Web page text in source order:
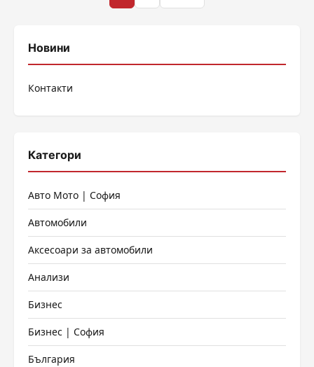
публикациите
Новини
Контакти
Категори
Авто Мото | София
Автомобили
Аксесоари за автомобили
Анализи
Бизнес
Бизнес | София
България